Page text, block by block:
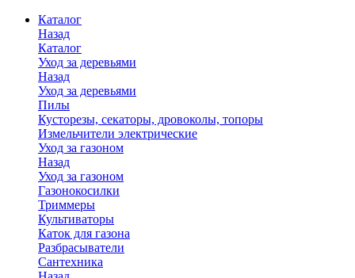
Каталог
Назад
Каталог
Уход за деревьями
Назад
Уход за деревьями
Пилы
Кусторезы, секаторы, дровоколы, топоры
Измельчители электрические
Уход за газоном
Назад
Уход за газоном
Газонокосилки
Триммеры
Культиваторы
Каток для газона
Разбрасыватели
Сантехника